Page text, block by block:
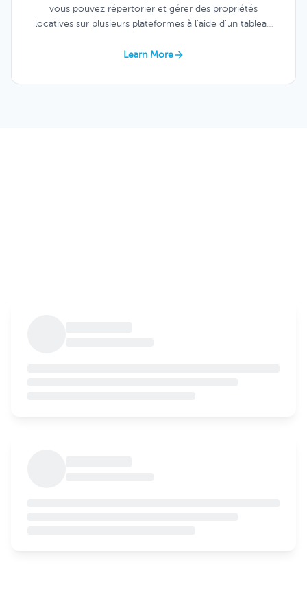
vous pouvez répertorier et gérer des propriétés
locatives sur plusieurs plateformes à l'aide d'un tableau
Learn More